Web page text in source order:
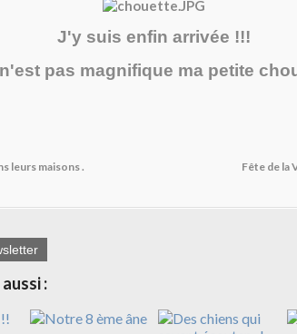
J'y suis enfin arrivée !!!
pas magnifique ma petite
leurs maisons . Fête de la
: